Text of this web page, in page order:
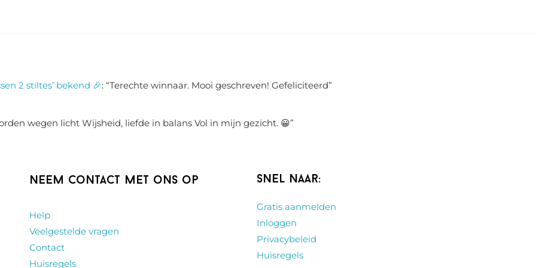
2 stiltes’ bekend 🎉: “Terechte winnaar. Mooi geschreven! Gefeliciteerd”
wegen licht Wijsheid, liefde in balans Vol in mijn gezicht. 😀”
Neem contact met ons op
Help
Veelgestelde vragen
Contact
Huisregels
Snel naar:
Gratis aanmelden
Inloggen
Privacybeleid
Huisregels